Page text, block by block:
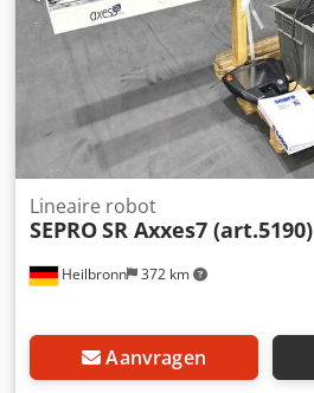
Heilbronn 372 km
Lineaire robot
SEPROSR Axxes7 (art.5190)
Aanvragen